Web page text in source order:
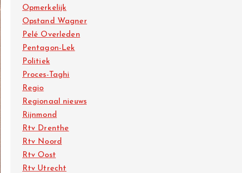
Opmerkelijk
Opstand Wagner
Pelé Overleden
Pentagon-Lek
Politiek
Proces-Taghi
Regio
Regionaal nieuws
Rijnmond
Rtv Drenthe
Rtv Noord
Rtv Oost
Rtv Utrecht